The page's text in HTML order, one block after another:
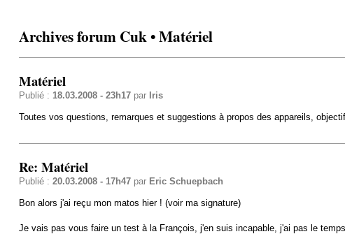
Archives forum Cuk • Matériel
Matériel
Publié : 18.03.2008 - 23h17par Iris
Toutes vos questions, remarques et suggestions à propos des appareils,
Re: Matériel
Publié : 20.03.2008 - 17h47par Eric Schuepbach
Bon alors j'ai reçu mon matos hier ! (voir ma signature)
Je vais pas vous faire un test à la François, j'en suis incapable, j'ai pas le